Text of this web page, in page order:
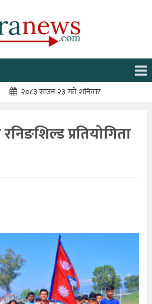
२०८३ साउन २३ गते शनिवार
रनिङशिल्ड प्रतियोगिता